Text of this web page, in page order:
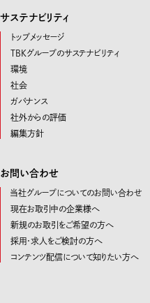
サステナビリティ
トップメッセージ
TBKグループのサステナビリティ
環境
社会
ガバナンス
社外からの評価
編集方針
お問い合わせ
当社グループについてのお問い合わせ
現在お取引中の企業様へ
新規のお取引をご希望の方へ
採用・求人をご検討の方へ
コンテンツ配信について知りたい方へ